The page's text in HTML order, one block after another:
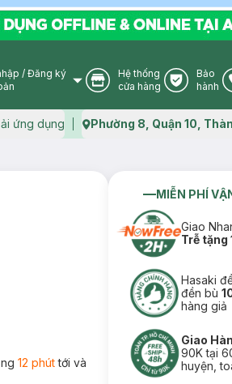
User Icon
/ Đăng ký
Store Icon
Hệ thống
cửa hàng
Bảo
hành
ứng dụng Phường 8, Quận 10,
12 phúttới và
MIỄN PHÍ
Giao
Trễ tặng
Hasaki
đền bù
hàng giả
Giao
90K tại
huyện,